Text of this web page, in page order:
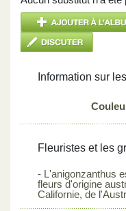
Information sur
Fleuristes et les
- L'anigonzanthus
fleurs d'origine
Californie, de